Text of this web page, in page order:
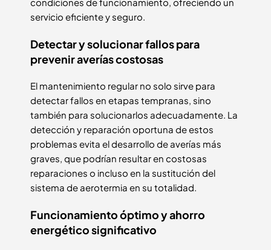
servicio eficiente y seguro.
Detectar y solucionar fallos para
prevenir averías costosas
El mantenimiento regular no solo sirve para
detectar fallos en etapas tempranas, sino
también para solucionarlos adecuadamente. La
detección y reparación oportuna de estos
problemas evita el desarrollo de averías más
graves, que podrían resultar en costosas
reparaciones o incluso en la sustitución del
sistema de aerotermia en su totalidad.
Funcionamiento óptimo y ahorro
energético significativo